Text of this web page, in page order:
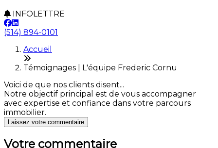
INFOLETTRE
(514) 894-0101
Accueil
Témoignages | L'équipe Frederic Cornu
Voici de que nos clients disent...
Notre objectif principal est de vous accompagner
avec expertise et confiance dans votre parcours
immobilier.
Laissez votre commentaire
Votre commentaire